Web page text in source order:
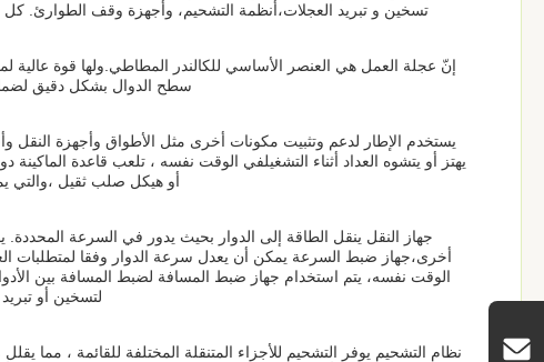
تسخين و تبريد العجلات،أنظمة التشحيم، وأجهزة وقف الطوارئ.
إنّ عجلة العمل هي العنصر الأساسي للكالندر المطاطي.ولها قوة عالية
سطح الدوال بشكل دقيق
يستخدم الإطار لدعم وتثبيت مكونات أخرى مثل الأطواق وأجهزة
يهتز أو يتشوه العداد أثناء التشغيلفي الوقت نفسه ، تلعب قاعدة
أو هيكل صلب ثقيل ،والتي
جهاز النقل ينقل الطاقة إلى الدوار بحيث يدور في السرعة
أخرى،جهاز ضبط السرعة يمكن أن يعدل سرعة الدوار وفقا لمتطلبات
الوقت نفسه، يتم استخدام جهاز ضبط المسافة لضبط المسافة بين
لتسخين أو
نظام التشحيم يوفر التشحيم للأجزاء المتنقلة المختلفة للقائمة ، مما